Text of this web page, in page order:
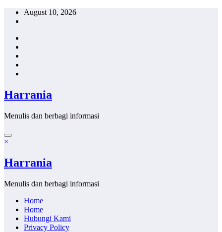
Skip
August 10, 2026
Harrania
Menulis dan berbagi informasi
×
Harrania
Menulis dan berbagi informasi
Home
Home
Hubungi Kami
Privacy Policy